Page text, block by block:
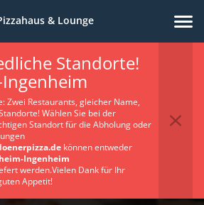
& Lounge
Standorte!
Zwei Restaurants, gleicher Name,
Wählen Sie bei der
Standort für die Abholung oder
können entweder
Ingenheim
werden.Vielen Dank für Ihr
Appetit!